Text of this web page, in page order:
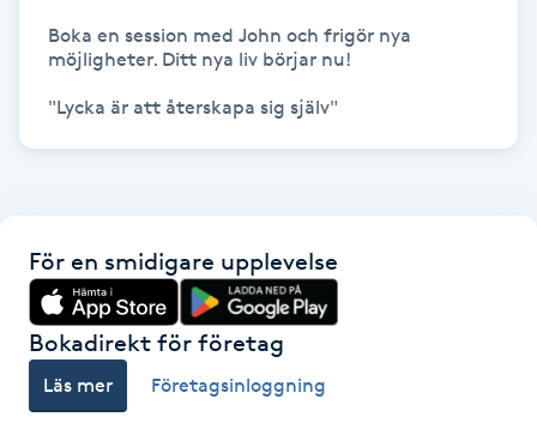
HIFU
Hollywood Peel
Hudföryngring
Huduppstramning
Boka en session med John och frigör nya
möjligheter. Ditt nya liv börjar nu!
"Lycka är att återskapa sig själv"
För en smidigare upplevelse
Bokadirekt för företag
Läs mer Företagsinloggning